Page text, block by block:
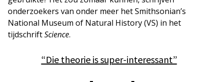
onderzoekers van onder meer het Smithsonian’s
National Museum of Natural History (VS) in het
tijdschriftScience.
“Die theorie is super-interessant”